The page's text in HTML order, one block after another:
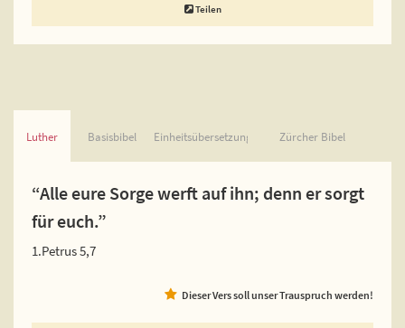
Teilen
Luther Basisbibel Einheitsübersetzung Zürcher Bibel
“Alle eure Sorge werft auf ihn; denn er sorgt
für euch.”
1.Petrus 5,7
Dieser Vers soll unser Trauspruch werden!